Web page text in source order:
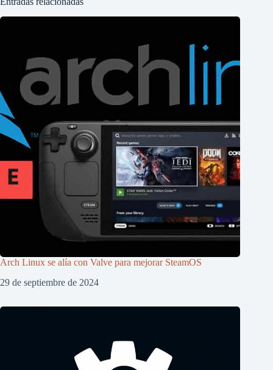
Arch Linux se alía con Valve para mejorar SteamOS
29 de septiembre de 2024